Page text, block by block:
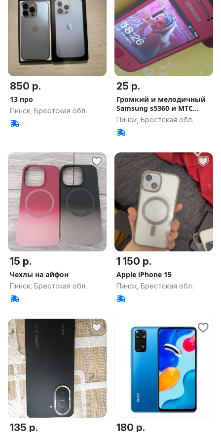
850 р.
13 про
Пинск, Брестская обл.
25 р.
Громкий и мелодичный
Samsung s5360 и МТС
Мини 2
Пинск, Брестская обл.
15 р.
Чехлы на айфон
Пинск, Брестская обл.
1 150 р.
Apple iPhone 15
Пинск, Брестская обл.
135 р. 180 р.